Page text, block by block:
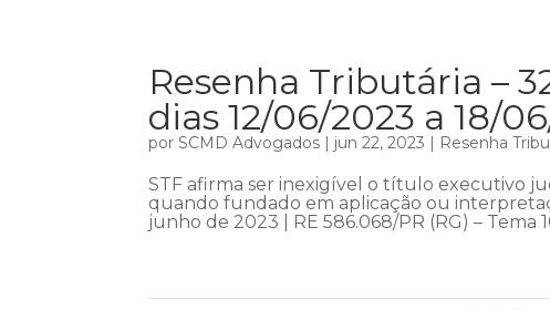
Resenha Tributária –
dias 12/06/2023 a 18/
porSCMD Advogados | jun 22, 2023 | Resenha
STF afirma ser inexigível o título executivo
quando fundado em aplicação ou
junho de 2023 | RE 586.068/PR (RG) – Tema